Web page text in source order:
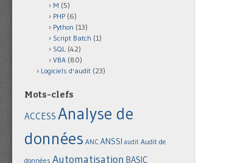
M (5)
PHP (6)
Python (13)
Script Batch (1)
SQL (42)
VBA (80)
Logiciels d'audit (23)
Mots-clefs
ACCESS Analyse de
données ANC ANSSI audit Audit de
données Automatisation BASIC